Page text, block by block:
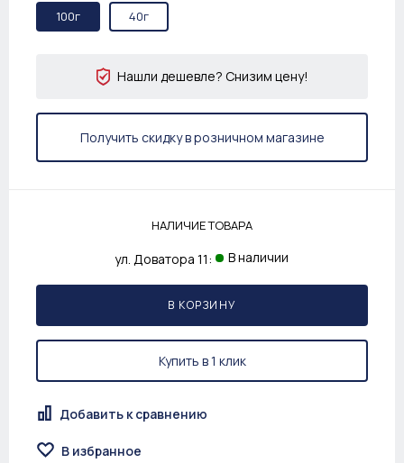
100г 40г
Нашли дешевле? Снизим цену!
Получить скидку в розничном магазине
НАЛИЧИЕ ТОВАРА
ул. Доватора 11: В наличии
В КОРЗИНУ
Купить в 1 клик
Добавить к сравнению
В избранное